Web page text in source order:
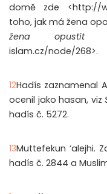
domě zde <http://
toho, jak má žena
žena opustit
islam.cz/node/268>.
12Hadís zaznamenal
ocenil jako hasan, viz
hadís č. 5272.
13Muttefekun ‘alejhi.
hadís č. 2844 a